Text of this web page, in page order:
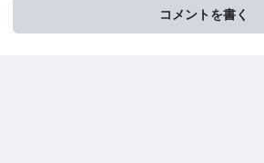
コメントを書く